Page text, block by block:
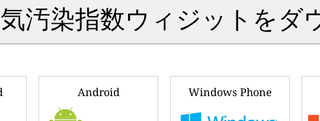
汚染指数ウィジットをダ
Android Windows Phone